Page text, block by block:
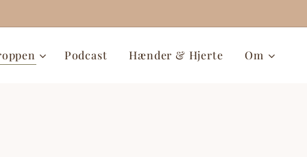
Podcast Hænder & Hjerte Om